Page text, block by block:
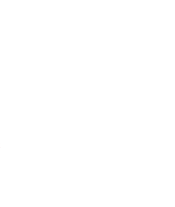
cost)
separata pentru copii (sezlonguri si